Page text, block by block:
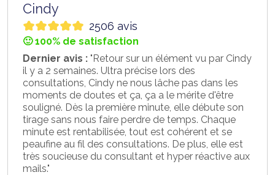
Cindy
2506 avis
🙂 100% de satisfaction
Dernier avis : "Retour sur un élément vu par Cindy
il y a 2 semaines. Ultra précise lors des
consultations, Cindy ne nous lâche pas dans les
moments de doutes et ça, ça a le mérite d'être
souligné. Dès la première minute, elle débute son
tirage sans nous faire perdre de temps. Chaque
minute est rentabilisée, tout est cohérent et se
peaufine au fil des consultations. De plus, elle est
très soucieuse du consultant et hyper réactive aux
mails."